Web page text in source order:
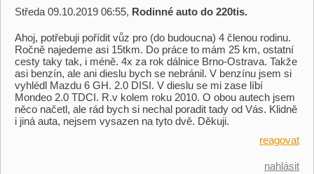
Středa 09.10.2019 06:55, Rodinné auto do 220tis.
Ahoj, potřebuji pořídit vůz pro (do budoucna) 4 členou rodinu.
Ročně najedeme asi 15tkm. Do práce to mám 25 km, ostatní
cesty taky tak, i méně. 4x za rok dálnice Brno-Ostrava. Takže
asi benzín, ale ani dieslu bych se nebránil. V benzínu jsem si
vyhlédl Mazdu 6 GH. 2.0 DISI. V dieslu se mi zase líbí
Mondeo 2.0 TDCI. R.v kolem roku 2010. O obou autech jsem
něco načetl, ale rád bych si nechal poradit tady od Vás. Klidně
i jiná auta, nejsem vysazen na tyto dvě. Děkuji.
reagovat
nahlásit